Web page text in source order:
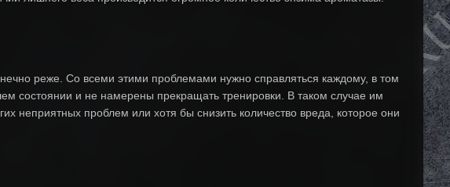
реже. Со всеми этими проблемами нужно справляться каждому, в том
состоянии и не намерены прекращать тренировки. В таком случае им
неприятных проблем или хотя бы снизить количество вреда, которое они